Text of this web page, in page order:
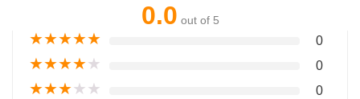
0.0 out of 5
★★★★★ 0
★★★★★ 0
★★★★★ 0